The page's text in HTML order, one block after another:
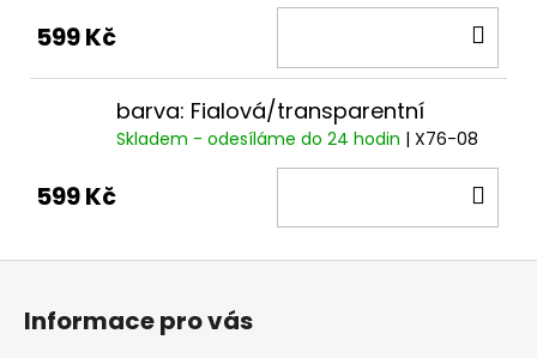
599 Kč
barva: Fialová/transparentní
Skladem - odesíláme do 24 hodin | X76-08
599 Kč
Z
Informace pro vás